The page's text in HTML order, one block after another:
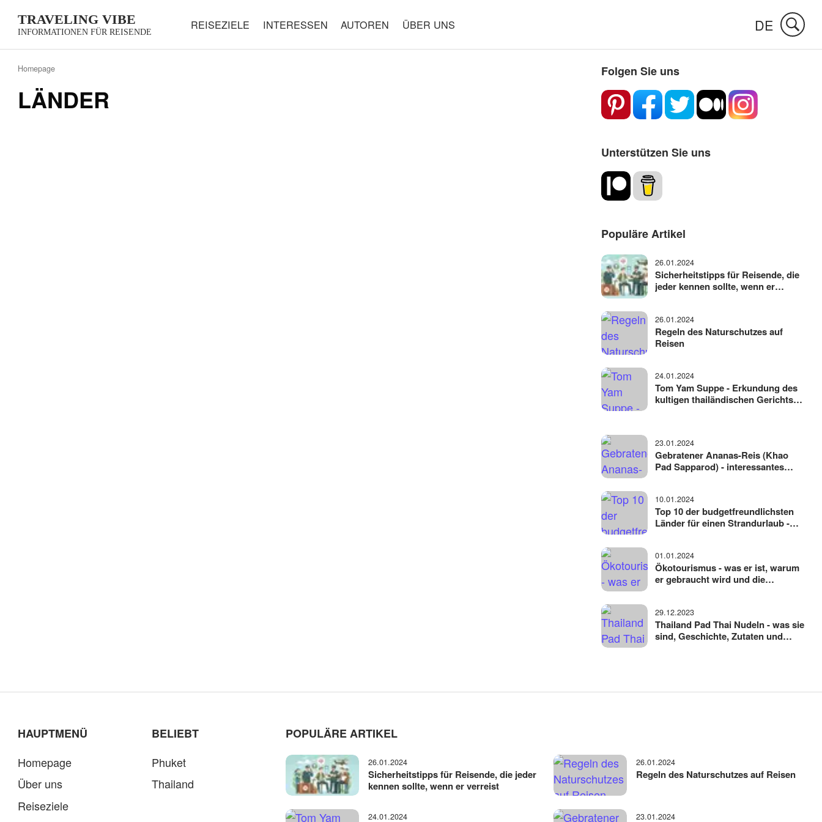
TRAVELING VIBE
INFORMATIONEN FÜR REISENDE
REISEZIELE INTERESSEN AUTOREN ÜBER UNS DE
Homepage
LÄNDER
Folgen Sie uns
Unterstützen Sie uns
Populäre Artikel
26.01.2024
Sicherheitstipps für Reisende, die
jeder kennen sollte, wenn er
26.01.2024
Regeln des Naturschutzes auf
Reisen
24.01.2024
Tom Yam Suppe - Erkundung des
kultigen thailändischen Gerichts,
23.01.2024
Gebratener Ananas-Reis (Khao
Pad Sapparod) - interessantes
10.01.2024
Top 10 der budgetfreundlichsten
Länder für einen Strandurlaub -
01.01.2024
Ökotourismus - was er ist, warum
er gebraucht wird und die
29.12.2023
Thailand Pad Thai Nudeln - was sie
sind, Geschichte, Zutaten und
HAUPTMENÜ
Homepage
Über uns
Reiseziele
BELIEBT
Phuket
Thailand
POPULÄRE ARTIKEL
26.01.2024
Sicherheitstipps für Reisende, die jeder
kennen sollte, wenn er verreist
26.01.2024
Regeln des Naturschutzes auf Reisen
24.01.2024 23.01.2024